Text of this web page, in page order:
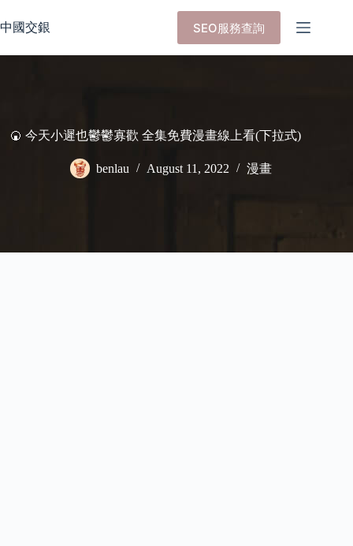
to
content
中國交銀 SEO服務查詢
🍘 今天小遲也鬱鬱寡歡 全集免費漫畫線上看(下拉式)
benlau August 11, 2022 漫畫